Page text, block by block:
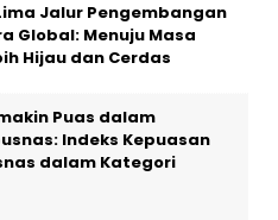
Jalur Pengembangan
Global: Menuju Masa
Hijau dan Cerdas
Puas dalam
Indeks Kepuasan
dalam Kategori